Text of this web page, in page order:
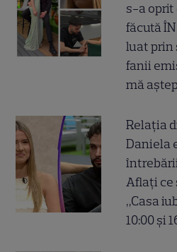
s-a oprit
făcută ÎN
luat prin
fanii
mă
Relația
Daniela
Aflați ce
„Casa
10:00 și